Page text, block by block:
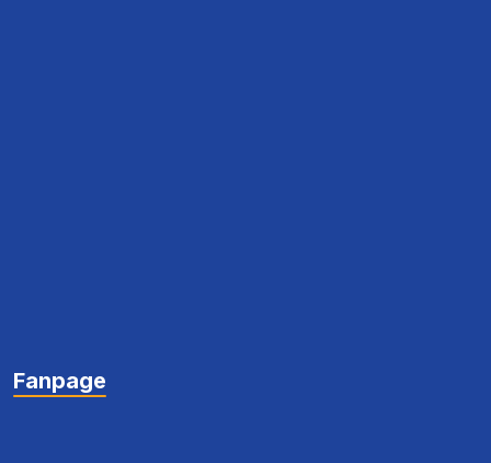
Fanpage